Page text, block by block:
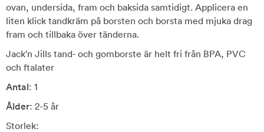
ovan, undersida, fram och baksida samtidigt. Applicera en
liten klick tandkräm på borsten och borsta med mjuka drag
fram och tillbaka över tänderna.
Jack’n Jills tand- och gomborste är helt fri från BPA, PVC
och ftalater
Antal: 1
Ålder: 2-5 år
Storlek: